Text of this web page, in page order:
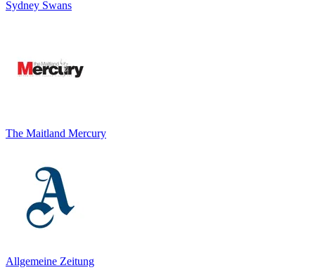
Sydney Swans
The Maitland Mercury
Allgemeine Zeitung